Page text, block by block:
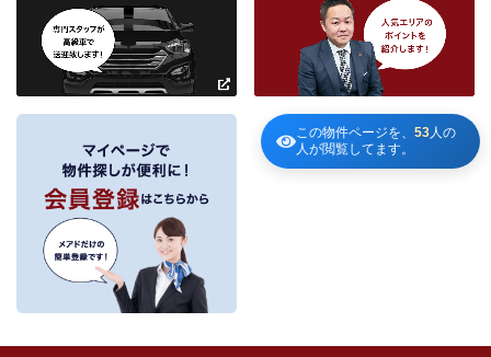
この物件ページを、 53人の
人が閲覧してます。
約後の管理・アフターサービス実施のため利用します。
当社は、当社の他の不動産物件におけるサービスの紹介並びにお客様にとって
有用と思われる当社提携先の商品・サービス等を紹介するためのダイレクトメ
ールの発送等のために、お宮様の個人情報のうち住所、氏名、電話番号、メー
ルアドレスの情報を利用させていただきます。このための利用は、お客様から
の申し出により取り止めます。
３．個人情報の第三者への提供
当社が保有する個人情報は、お客様との契約の履行、賃貸取引にあっては契約管
理、売買取引にあっては契約後の管理・アフターサービスの実施のため、業務の
内容に応じて、氏名、住所、電話番号、生年月日、不動産物件情報、成約情報
を、書面、郵便物、電話、インターネット、電子メール、広告媒体等で次の 1.～
11.記載の第三者に提供されます。なお、お客様からの申出がありましたら、提供
は停止いたします。
お客様から委託を受けた事項についての契約の相手方となる者、その見込者。
他の宅地建物取引業者。
フリーワード検索